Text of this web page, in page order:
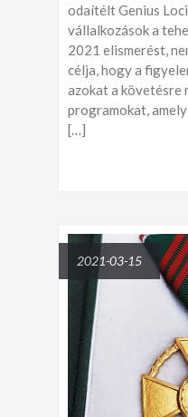
odaítélt Genius
vállalkozások a
2021 elismerést,
célja, hogy a
azokat a
programokat,
[…]
2021-03-15